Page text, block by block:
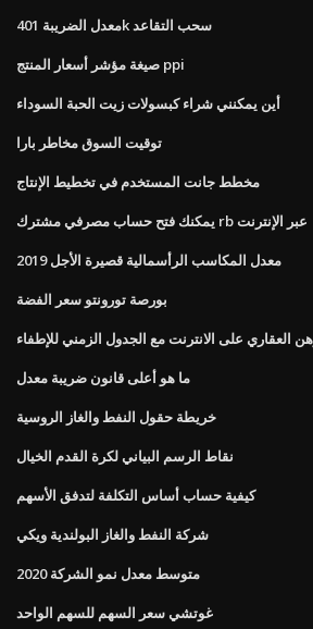
معدل الضريبة 401k سحب التقاعد
صيغة مؤشر أسعار المنتج ppi
أين يمكنني شراء كبسولات زيت الحبة السوداء
توقيت السوق مخاطر بارا
مخطط جانت المستخدم في تخطيط الإنتاج
يمكنك فتح حساب مصرفي مشترك rb عبر الإنترنت
معدل المكاسب الرأسمالية قصيرة الأجل 2019
بورصة تورونتو سعر الفضة
العقاري على الانترنت مع الجدول الزمني للإطفاء
ما هو أعلى قانون ضريبة معدل
خريطة حقول النفط والغاز الروسية
نقاط الرسم البياني لكرة القدم الخيال
كيفية حساب أساس التكلفة لتدفق الأسهم
شركة النفط والغاز البولندية ويكي
متوسط ​​معدل نمو الشركة 2020
غوتشي سعر السهم للسهم الواحد